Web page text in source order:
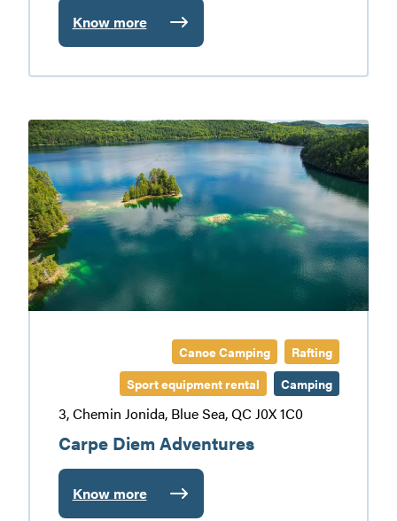
Know more
:
Canot-
camping
Vérendrye
Carpe
Diem
Adventures
Canoe Camping
Rafting
Sport equipment rental
Camping
3, Chemin Jonida, Blue Sea, QC J0X 1C0
Carpe Diem Adventures
Know more
: